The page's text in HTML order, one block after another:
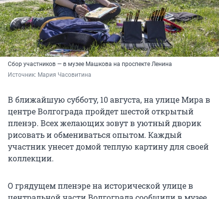
Сбор участников — в музее Машкова на проспекте Ленина
Источник: Мария Часовитина
В ближайшую субботу, 10 августа, на улице Мира в
центре Волгограда пройдет шестой открытый
пленэр. Всех желающих зовут в уютный дворик
рисовать и обмениваться опытом. Каждый
участник унесет домой теплую картину для своей
коллекции.
О грядущем пленэре на исторической улице в